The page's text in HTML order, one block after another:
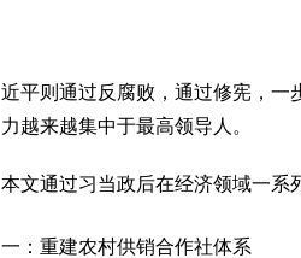
近平则通过反腐败，通过修宪，一
力越来越集中于最高领导人。
本文通过习当政后在经济领域一系
一：重建农村供销合作社体系